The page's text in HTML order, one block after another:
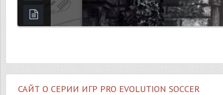
САЙТ О СЕРИИ ИГР PRO EVOLUTION SOCCER